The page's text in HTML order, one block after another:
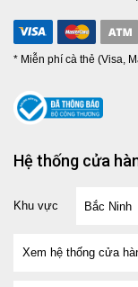
* Miễn phí cà thẻ (Visa,
Hệ thống cửa
Khu vực
Xem hệ thống cửa